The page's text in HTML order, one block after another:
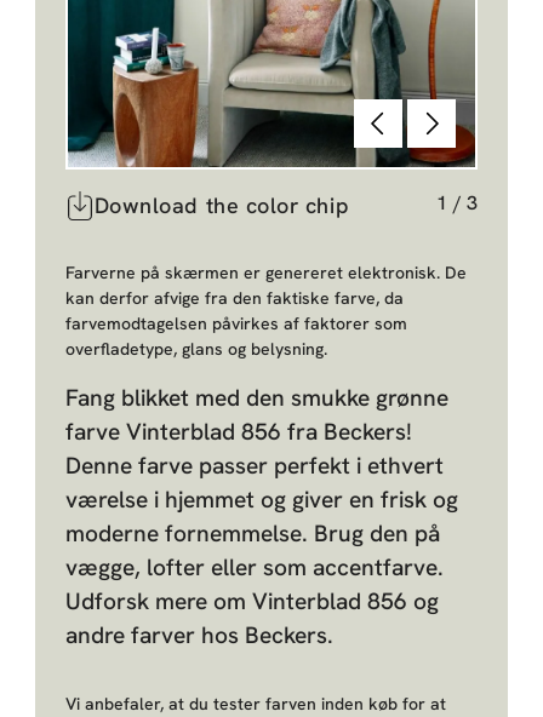
ForrigeNæste
Download the color chip 1 / 3
Farverne på skærmen er genereret elektronisk. De
kan derfor afvige fra den faktiske farve, da
farvemodtagelsen påvirkes af faktorer som
overfladetype, glans og belysning.
Fang blikket med den smukke grønne
farve Vinterblad 856 fra Beckers!
Denne farve passer perfekt i ethvert
værelse i hjemmet og giver en frisk og
moderne fornemmelse. Brug den på
vægge, lofter eller som accentfarve.
Udforsk mere om Vinterblad 856 og
andre farver hos Beckers.
Vi anbefaler, at du tester farven inden køb for at